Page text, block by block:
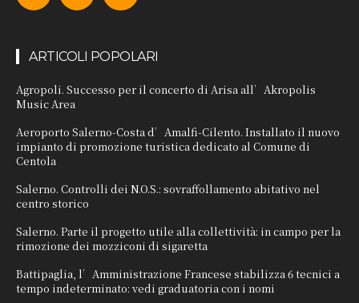
ARTICOLI POPOLARI
Agropoli. Successo per il concerto di Arisa all’Akropolis
Music Area
Aeroporto Salerno-Costa d’Amalfi-Cilento. Installato il nuovo
impianto di promozione turistica dedicato al Comune di
Centola
Salerno. Controlli dei N.O.S.: sovraffollamento abitativo nel
centro storico
Salerno. Parte il progetto utile alla collettività: in campo per la
rimozione dei mozziconi di sigaretta
Battipaglia, l’Amministrazione Francese stabilizza 6 tecnici a
tempo indeterminato: vedi graduatoria con i nomi